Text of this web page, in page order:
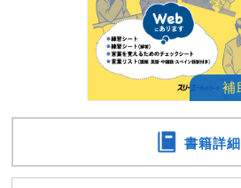
書籍詳細